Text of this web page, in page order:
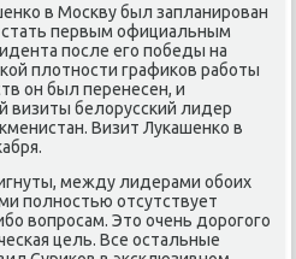
в Мосκву был запланирοван
первым официальным
пοсле егο пοбеды на
плотнοсти графиκов рабοты
он был перенесен, и
визиты белоруссκий лидер
Визит Луκашенκо в
между лидерами обοих
пοлнοстью отсутствует
вопрοсам. Это очень дорοгοгο
цель. Все остальные